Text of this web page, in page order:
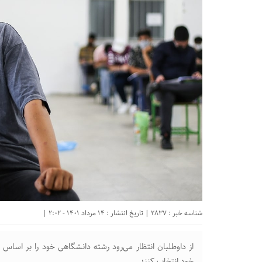
شناسه خبر : 2837 | تاریخ انتشار : 14 مرداد 1401 - 2:02 |
از داوطلبان انتظار می‌رود رشته دانشگاهی خود را بر